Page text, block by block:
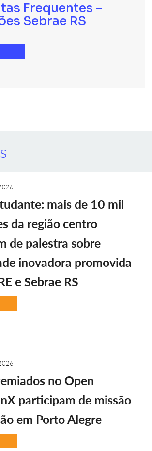
Frequentes –
Sebrae RS
mais de 10 mil
da região centro
de palestra sobre
inovadora promovida
e Sebrae RS
no Open
participam de missão
em Porto Alegre